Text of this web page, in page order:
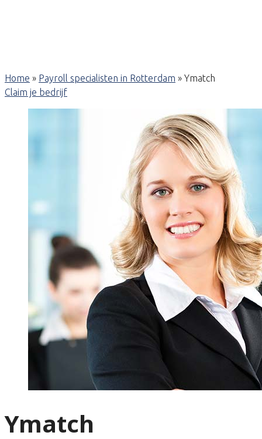
Home » Payroll specialisten in Rotterdam » Ymatch
Claim je bedrijf
Ymatch